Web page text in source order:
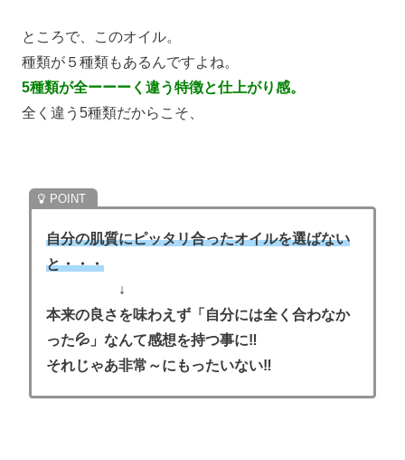
ところで、このオイル。
種類が ５種類もあるんですよね。
5種類が全ーーーく違う特徴と仕上がり感。
全く違う5種類だからこそ、
自分の肌質にピッタリ合ったオイルを選ばない
と・・・
↓
本来の良さを味わえず「自分には全く合わなか
った💦」なんて感想を持つ事に‼
それじゃあ非常～にもったいない‼